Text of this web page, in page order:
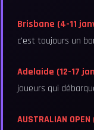
Brisbane (4-11
c'est toujours un
Adelaide (12-17
joueurs qui
AUSTRALIAN